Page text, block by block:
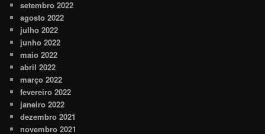
setembro 2022
agosto 2022
julho 2022
junho 2022
maio 2022
abril 2022
março 2022
fevereiro 2022
janeiro 2022
dezembro 2021
novembro 2021